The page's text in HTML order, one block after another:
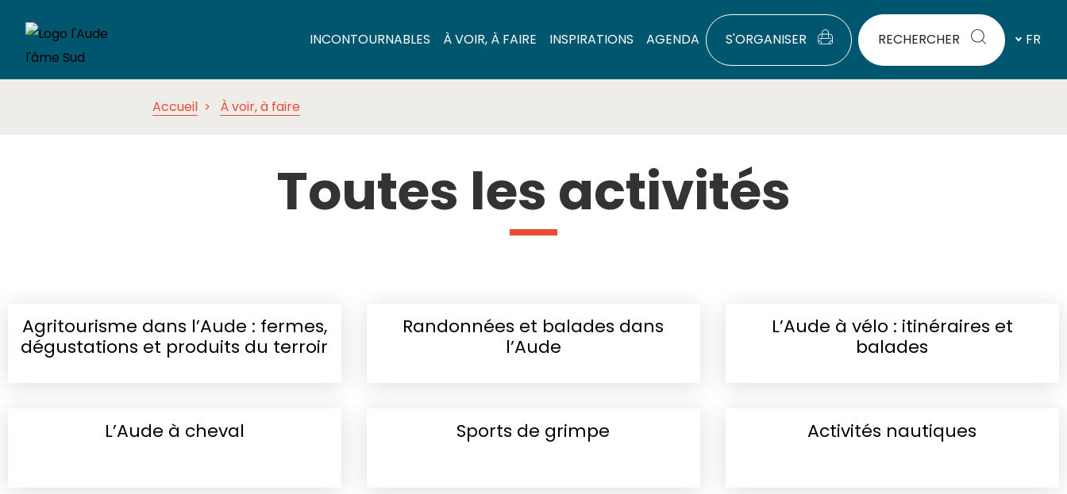
INCONTOURNABLES À VOIR, À FAIRE INSPIRATIONS AGENDA S'ORGANISER RECHERCHER FR
Accueil À voir, à faire
Toutes les activités
Agritourisme dans l’Aude : fermes,
dégustations et produits du terroir
Randonnées et balades dans
l’Aude
L’Aude à vélo : itinéraires et
balades
L’Aude à cheval Sports de grimpe Activités nautiques